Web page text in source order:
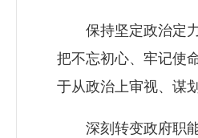
保持坚定政治定力
把不忘初心、牢记使
于从政治上审视、谋
深刻转变政府职能